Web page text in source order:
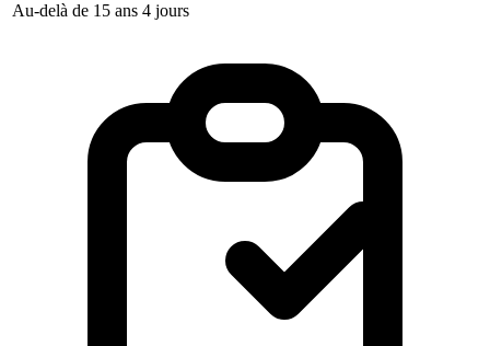
Au-delà de 15 ans 4 jours